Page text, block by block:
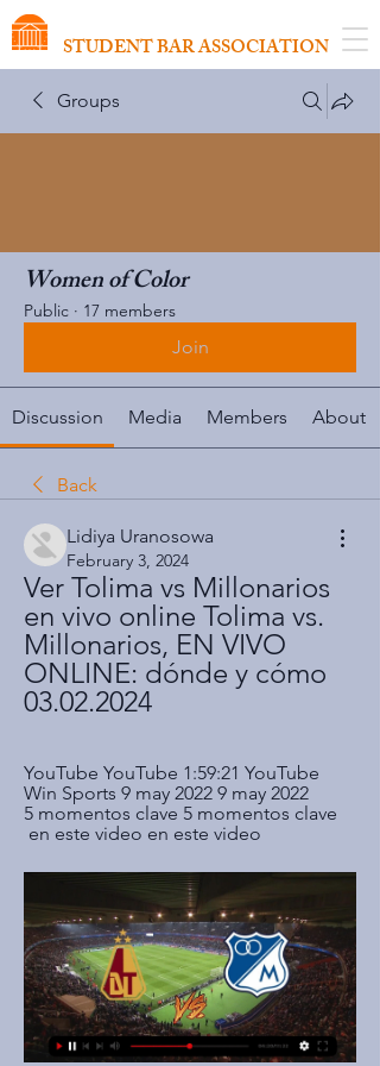
STUDENT BAR ASSOCIATION
Groups
Women of Color
Public · 17 members
Join
Discussion Media Members About
Back
Lidiya Uranosowa
February 3, 2024
Ver Tolima vs Millonarios
en vivo online Tolima vs.
Millonarios, EN VIVO
ONLINE: dónde y cómo
03.02.2024
YouTube YouTube 1:59:21 YouTube
Win Sports 9 may 2022 9 may 2022
5 momentos clave 5 momentos clave
en este video en este video